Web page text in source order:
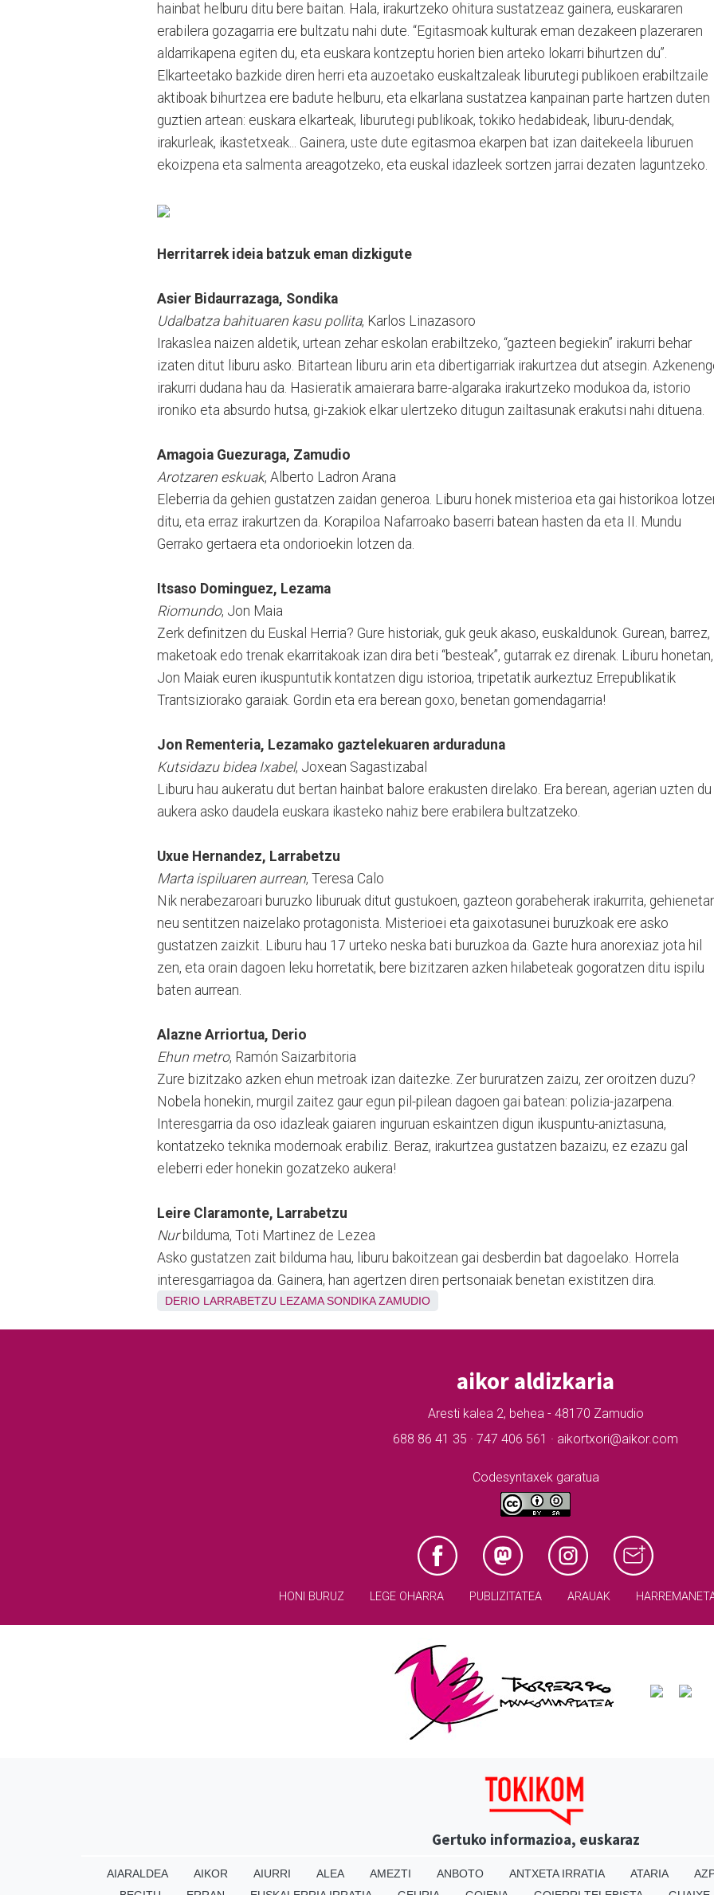
hainbat helburu ditu bere baitan. Hala, irakurtzeko ohitura sustatzeaz gainera, euskararen
erabilera gozagarria ere bultzatu nahi dute. “Egitasmoak kulturak eman dezakeen plazeraren
aldarrikapena egiten du, eta euskara kontzeptu horien bien arteko lokarri bihurtzen du”.
Elkarteetako bazkide diren herri eta auzoetako euskaltzaleak liburutegi publikoen erabiltzaile
aktiboak bihurtzea ere badute helburu, eta elkarlana sustatzea kanpainan parte hartzen duten
guztien artean: euskara elkarteak, liburutegi publikoak, tokiko hedabideak, liburu-dendak,
irakurleak, ikastetxeak... Gainera, uste dute egitasmoa ekarpen bat izan daitekeela liburuen
ekoizpena eta salmenta areagotzeko, eta euskal idazleek sortzen jarrai dezaten laguntzeko.
Herritarrek ideia batzuk eman dizkigute
Asier Bidaurrazaga, Sondika
Udalbatza bahituaren kasu pollita, Karlos Linazasoro
Irakaslea naizen aldetik, urtean zehar eskolan erabiltzeko, “gazteen begiekin” irakurri behar
izaten ditut liburu asko. Bitartean liburu arin eta dibertigarriak irakurtzea dut atsegin.
irakurri dudana hau da. Hasieratik amaierara barre-algaraka irakurtzeko modukoa da, istorio
ironiko eta absurdo hutsa, gi-zakiok elkar ulertzeko ditugun zailtasunak erakutsi nahi dituena.
Amagoia Guezuraga, Zamudio
Arotzaren eskuak, Alberto Ladron Arana
Eleberria da gehien gustatzen zaidan generoa. Liburu honek misterioa eta gai historikoa
ditu, eta erraz irakurtzen da. Korapiloa Nafarroako baserri batean hasten da eta II. Mundu
Gerrako gertaera eta ondorioekin lotzen da.
Itsaso Dominguez, Lezama
Riomundo, Jon Maia
Zerk definitzen du Euskal Herria? Gure historiak, guk geuk akaso, euskaldunok. Gurean, barrez,
maketoak edo trenak ekarritakoak izan dira beti “besteak”, gutarrak ez direnak. Liburu honetan,
Jon Maiak euren ikuspuntutik kontatzen digu istorioa, tripetatik aurkeztuz Errepublikatik
Trantsiziorako garaiak. Gordin eta era berean goxo, benetan gomendagarria!
Jon Rementeria, Lezamako gaztelekuaren arduraduna
Kutsidazu bidea Ixabel, Joxean Sagastizabal
Liburu hau aukeratu dut bertan hainbat balore erakusten direlako. Era berean, agerian uzten du
aukera asko daudela euskara ikasteko nahiz bere erabilera bultzatzeko.
Uxue Hernandez, Larrabetzu
Marta ispiluaren aurrean, Teresa Calo
Nik nerabezaroari buruzko liburuak ditut gustukoen, gazteon gorabeherak irakurrita,
neu sentitzen naizelako protagonista. Misterioei eta gaixotasunei buruzkoak ere asko
gustatzen zaizkit. Liburu hau 17 urteko neska bati buruzkoa da. Gazte hura anorexiaz jota hil
zen, eta orain dagoen leku horretatik, bere bizitzaren azken hilabeteak gogoratzen ditu ispilu
baten aurrean.
Alazne Arriortua, Derio
Ehun metro, Ramón Saizarbitoria
Zure bizitzako azken ehun metroak izan daitezke. Zer bururatzen zaizu, zer oroitzen duzu?
Nobela honekin, murgil zaitez gaur egun pil-pilean dagoen gai batean: polizia-jazarpena.
Interesgarria da oso idazleak gaiaren inguruan eskaintzen digun ikuspuntu-aniztasuna,
kontatzeko teknika modernoak erabiliz. Beraz, irakurtzea gustatzen bazaizu, ez ezazu gal
eleberri eder honekin gozatzeko aukera!
Leire Claramonte, Larrabetzu
Nur bilduma, Toti Martinez de Lezea
Asko gustatzen zait bilduma hau, liburu bakoitzean gai desberdin bat dagoelako. Horrela
interesgarriagoa da. Gainera, han agertzen diren pertsonaiak benetan existitzen dira.
DERIO LARRABETZU LEZAMA SONDIKA ZAMUDIO
aikor aldizkaria
Aresti kalea 2, behea - 48170 Zamudio
688 86 41 35 · 747 406 561 · aikortxori@aikor.com
Codesyntaxek garatua
HONI BURUZ LEGE OHARRA PUBLIZITATEA ARAUAK
Gertuko informazioa, euskaraz
AIARALDEA AIKOR AIURRI ALEA AMEZTI ANBOTO ANTXETA IRRATIA ATARIA